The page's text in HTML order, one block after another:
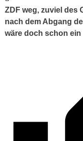
ZDF weg, zuviel des
nach dem Abgang
wäre doch schon